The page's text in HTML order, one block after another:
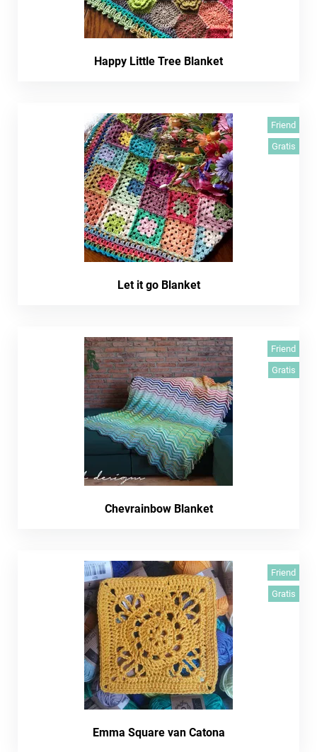
Happy Little Tree Blanket
Friend
Gratis
Let it go Blanket
Friend
Gratis
Chevrainbow Blanket
Friend
Gratis
Emma Square van Catona